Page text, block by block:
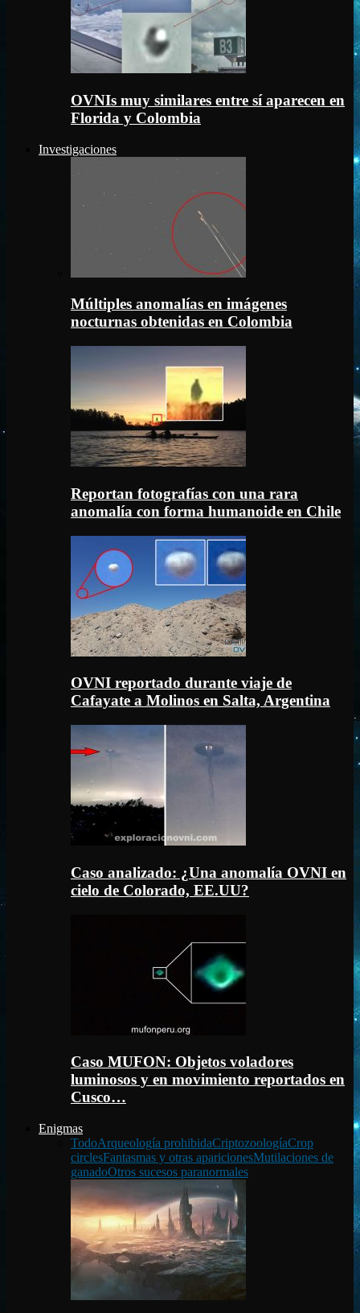
OVNIs muy similares entre sí aparecen en
Florida y Colombia
Investigaciones
Múltiples anomalías en imágenes
nocturnas obtenidas en Colombia
Reportan fotografías con una rara
anomalía con forma humanoide en Chile
OVNI reportado durante viaje de
Cafayate a Molinos en Salta, Argentina
Caso analizado: ¿Una anomalía OVNI en
cielo de Colorado, EE.UU?
Caso MUFON: Objetos voladores
luminosos y en movimiento reportados en
Cusco…
Enigmas
TodoArqueología prohibidaCriptozoologíaCrop
circlesFantasmas y otras aparicionesMutilaciones de
ganadoOtros sucesos paranormales